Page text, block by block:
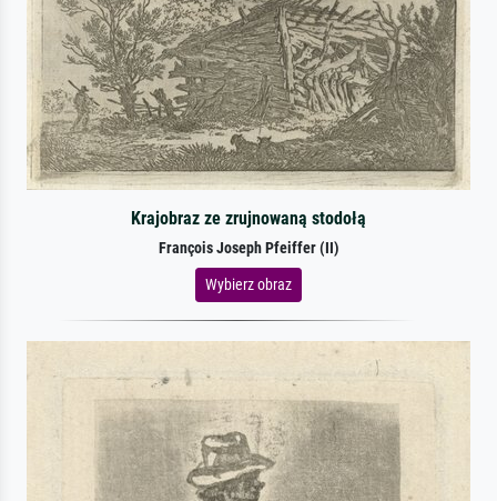
Krajobraz ze zrujnowaną stodołą
François Joseph Pfeiffer (II)
Wybierz obraz